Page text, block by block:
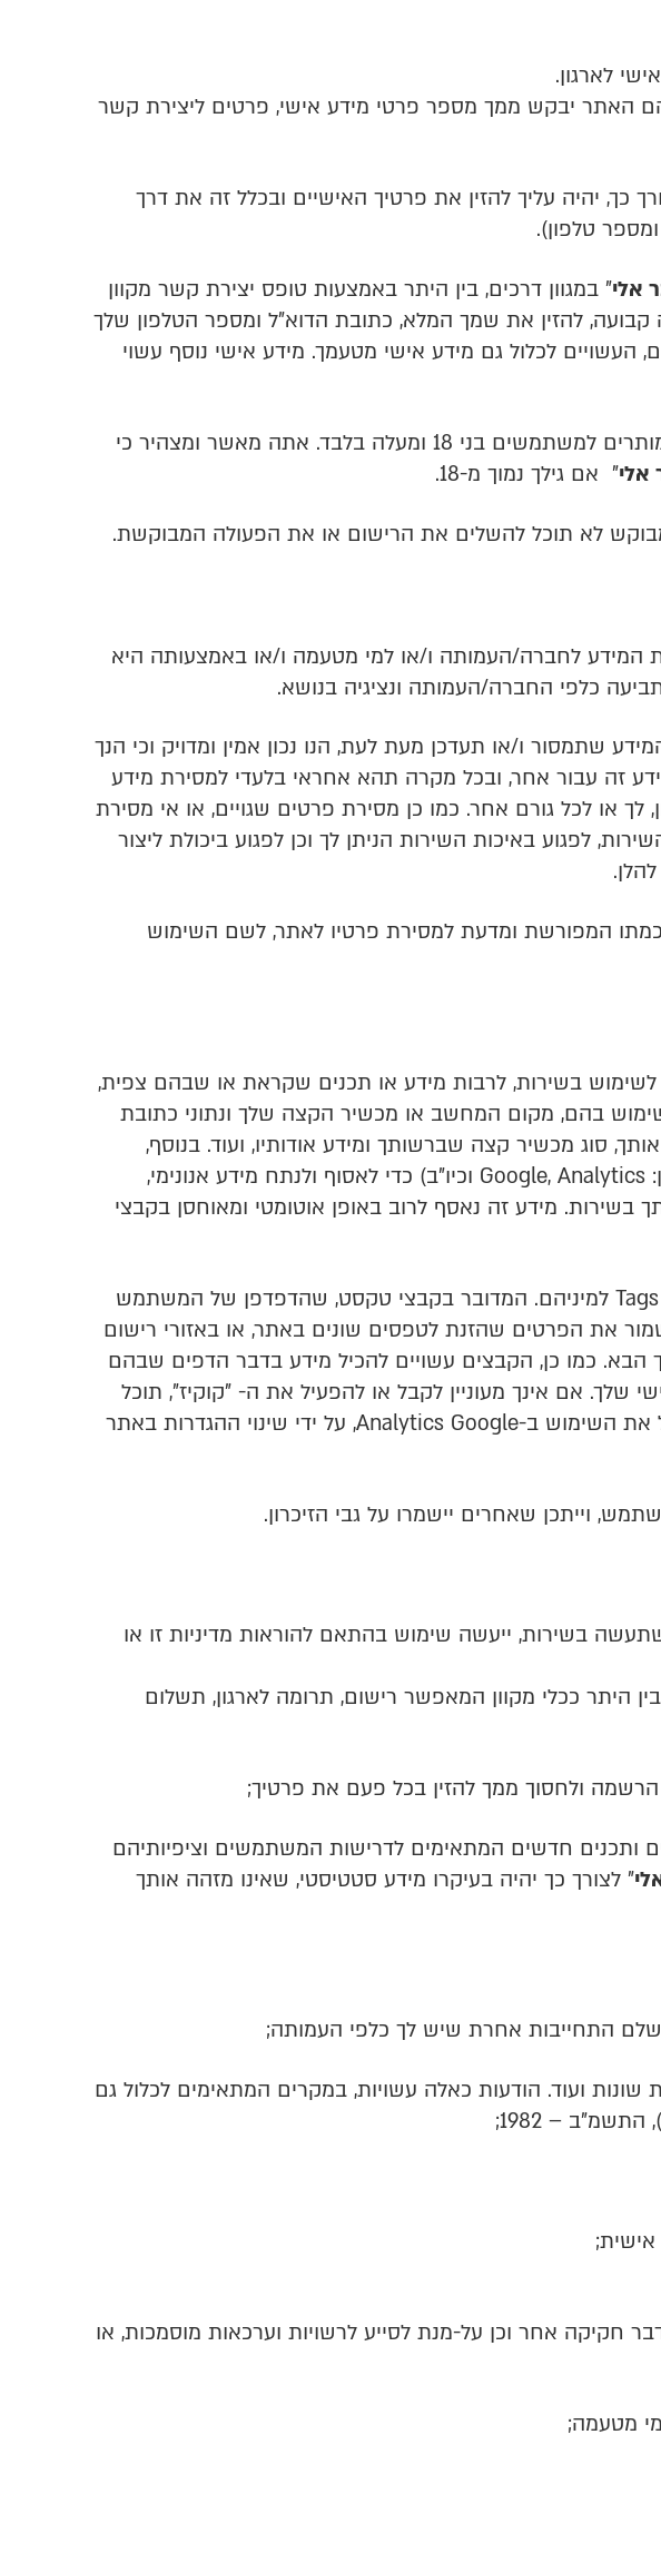
לארגון.
האתר יבקש ממך מספר פרטי מידע אישי, פרטים ליצירת קשר
יהיה עליך להזין את פרטיך האישיים ובכלל זה את דרך
טלפון).
אלי" במגוון דרכים, בין היתר באמצעות טופס יצירת קשר מקוון
להזין את שמך המלא, כתובת הדוא"ל ומספר הטלפון שלך
לכלול גם מידע אישי מטעמך. מידע אישי נוסף עשוי
מותרים למשתמשים בני 18 ומעלה בלבד. אתה מאשר ומצהיר כי
אלי" אם גילך נמוך מ-18.
לא תוכל להשלים את הרישום או את הפעולה המבוקשת.
המידע לחברה/העמותה ו/או למי מטעמה ו/או באמצעותה היא
כלפי החברה/העמותה ונציגיה בנושא.
שתמסור ו/או תעדכן מעת לעת, הנו נכון אמין ומדויק וכי הנך
זה עבור אחר, ובכל מקרה תהא אחראי בלעדי למסירת מידע
או לכל גורם אחר. כמו כן מסירת פרטים שגויים, או אי מסירת
לפגוע באיכות השירות הניתן לך וכן לפגוע ביכולת ליצור
המפורשת ומדעת למסירת פרטיו לאתר, לשם השימוש
לשימוש בשירות, לרבות מידע או תכנים שקראת או שבהם צפית,
בהם, מקום המחשב או מכשיר הקצה שלך ונתוני כתובת
רשאי לאסוף ולהסתייע בשירותיהם של צדדים שלישיים (כגון: Google, Analytics וכיו"ב) כדי לאסוף ולנתח מידע אנונימי,
בשירות. מידע זה נאסף לרוב באופן אוטומטי ומאוחסן בקבצי
ידיעתך כי האתר עשוי לעשות שימוש בקבצי מידע מסוג "קוקיז" Pixels (Cookies) ו/או Tags למיניהם. המדובר בקבצי טקסט, שהדפדפן של המשתמש
את הפרטים שהזנת לטפסים שונים באתר, או באזורי רישום
הבא. כמו כן, הקבצים עשויים להכיל מידע בדבר הדפים שבהם
שלך. אם אינך מעוניין לקבל או להפעיל את ה- "קוקיז", תוכל
לחסום אותם בכל עת באופן עצמאי על ידי שינוי הגדרות הדפדפן שלך, ואף תוכל לנטרל את השימוש ב-Analytics Google, על ידי שינוי ההגדרות באתר
וייתכן שאחרים יישמרו על גבי הזיכרון.
בשירות, ייעשה שימוש בהתאם להוראות מדיניות זו או
היתר ככלי מקוון המאפשר רישום, תרומה לארגון, תשלום
הרשמה ולחסוך ממך להזין בכל פעם את פרטיך;
ותכנים חדשים המתאימים לדרישות המשתמשים וציפיותיהם
" לצורך כך יהיה בעיקרו מידע סטטיסטי, שאינו מזהה אותך
התחייבות אחרת שיש לך כלפי העמותה;
ועוד. הודעות כאלה עשויות, במקרים המתאימים לכלול גם
אחר וכן על-מנת לסייע לרשויות וערכאות מוסמכות, או
מטעמה;